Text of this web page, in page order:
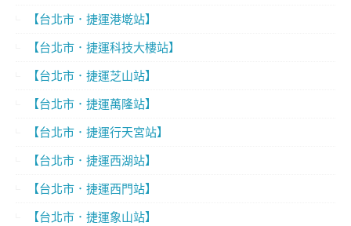
【台北市．捷運港墘站】
【台北市．捷運科技大樓站】
【台北市．捷運芝山站】
【台北市．捷運萬隆站】
【台北市．捷運行天宮站】
【台北市．捷運西湖站】
【台北市．捷運西門站】
【台北市．捷運象山站】